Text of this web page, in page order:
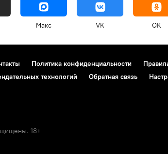
Макс VK OK
Политика конфиденциальности
технологий
Обратная связь
18+